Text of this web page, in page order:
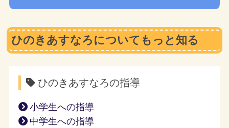
ひのきあすなろについてもっと知る
ひのきあすなろの指導
小学生への指導
中学生への指導